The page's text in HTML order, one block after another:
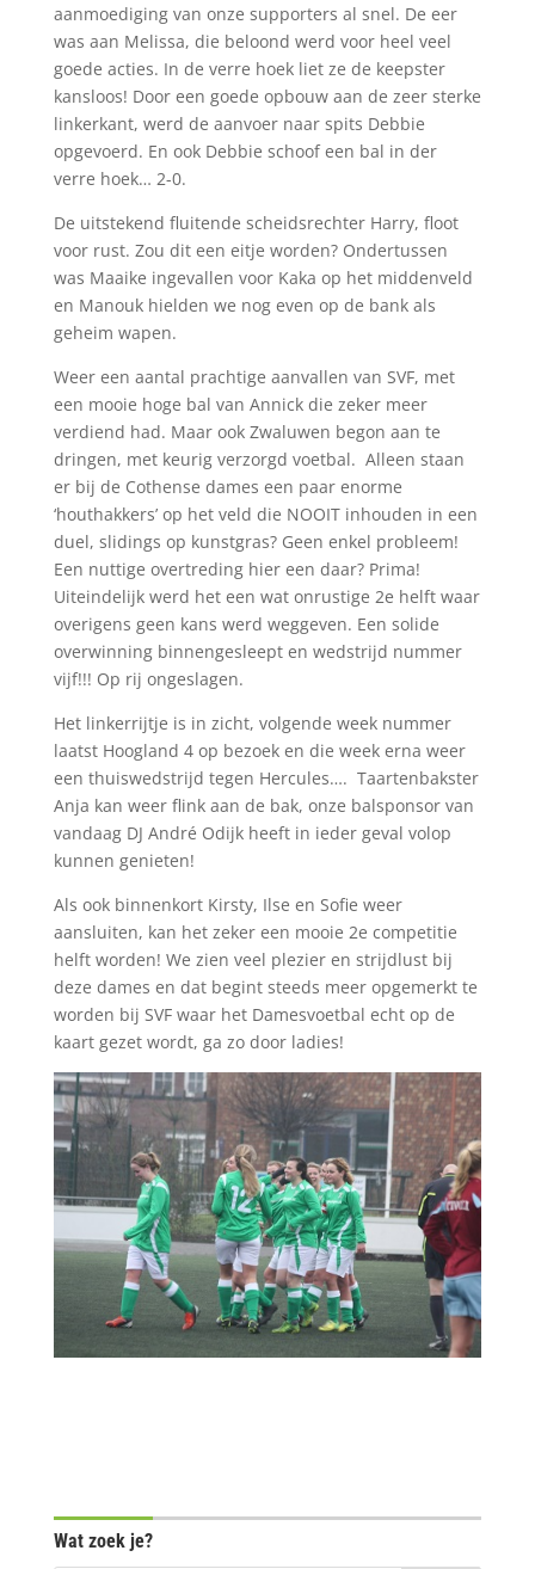
aanmoediging van onze supporters al snel. De eer
was aan Melissa, die beloond werd voor heel veel
goede acties. In de verre hoek liet ze de keepster
kansloos! Door een goede opbouw aan de zeer sterke
linkerkant, werd de aanvoer naar spits Debbie
opgevoerd. En ook Debbie schoof een bal in der
verre hoek… 2-0.
De uitstekend fluitende scheidsrechter Harry, floot
voor rust. Zou dit een eitje worden? Ondertussen
was Maaike ingevallen voor Kaka op het middenveld
en Manouk hielden we nog even op de bank als
geheim wapen.
Weer een aantal prachtige aanvallen van SVF, met
een mooie hoge bal van Annick die zeker meer
verdiend had. Maar ook Zwaluwen begon aan te
dringen, met keurig verzorgd voetbal. Alleen staan
er bij de Cothense dames een paar enorme
‘houthakkers’ op het veld die NOOIT inhouden in een
duel, slidings op kunstgras? Geen enkel probleem!
Een nuttige overtreding hier een daar? Prima!
Uiteindelijk werd het een wat onrustige 2e helft waar
overigens geen kans werd weggeven. Een solide
overwinning binnengesleept en wedstrijd nummer
vijf!!! Op rij ongeslagen.
Het linkerrijtje is in zicht, volgende week nummer
laatst Hoogland 4 op bezoek en die week erna weer
een thuiswedstrijd tegen Hercules…. Taartenbakster
Anja kan weer flink aan de bak, onze balsponsor van
vandaag DJ André Odijk heeft in ieder geval volop
kunnen genieten!
Als ook binnenkort Kirsty, Ilse en Sofie weer
aansluiten, kan het zeker een mooie 2e competitie
helft worden! We zien veel plezier en strijdlust bij
deze dames en dat begint steeds meer opgemerkt te
worden bij SVF waar het Damesvoetbal echt op de
kaart gezet wordt, ga zo door ladies!
Wat zoek je?